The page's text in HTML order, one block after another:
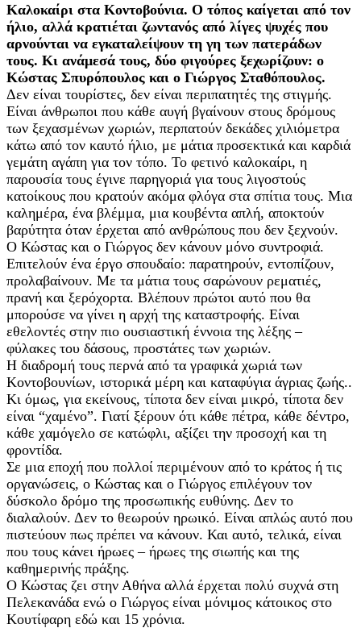
Καλοκαίρι στα Κοντοβούνια. Ο τόπος καίγεται από τον
ήλιο, αλλά κρατιέται ζωντανός από λίγες ψυχές που
αρνούνται να εγκαταλείψουν τη γη των πατεράδων
τους. Κι ανάμεσά τους, δύο φιγούρες ξεχωρίζουν: ο
Κώστας Σπυρόπουλος και ο Γιώργος Σταθόπουλος.
Δεν είναι τουρίστες, δεν είναι περιπατητές της στιγμής.
Είναι άνθρωποι που κάθε αυγή βγαίνουν στους δρόμους
των ξεχασμένων χωριών, περπατούν δεκάδες χιλιόμετρα
κάτω από τον καυτό ήλιο, με μάτια προσεκτικά και καρδιά
γεμάτη αγάπη για τον τόπο. Το φετινό καλοκαίρι, η
παρουσία τους έγινε παρηγοριά για τους λιγοστούς
κατοίκους που κρατούν ακόμα φλόγα στα σπίτια τους. Μια
καλημέρα, ένα βλέμμα, μια κουβέντα απλή, αποκτούν
βαρύτητα όταν έρχεται από ανθρώπους που δεν ξεχνούν.
Ο Κώστας και ο Γιώργος δεν κάνουν μόνο συντροφιά.
Επιτελούν ένα έργο σπουδαίο: παρατηρούν, εντοπίζουν,
προλαβαίνουν. Με τα μάτια τους σαρώνουν ρεματιές,
πρανή και ξερόχορτα. Βλέπουν πρώτοι αυτό που θα
μπορούσε να γίνει η αρχή της καταστροφής. Είναι
εθελοντές στην πιο ουσιαστική έννοια της λέξης –
φύλακες του δάσους, προστάτες των χωριών.
Η διαδρομή τους περνά από τα γραφικά χωριά των
Κοντοβουνίων, ιστορικά μέρη και καταφύγια άγριας ζωής..
Κι όμως, για εκείνους, τίποτα δεν είναι μικρό, τίποτα δεν
είναι “χαμένο”. Γιατί ξέρουν ότι κάθε πέτρα, κάθε δέντρο,
κάθε χαμόγελο σε κατώφλι, αξίζει την προσοχή και τη
φροντίδα.
Σε μια εποχή που πολλοί περιμένουν από το κράτος ή τις
οργανώσεις, ο Κώστας και ο Γιώργος επιλέγουν τον
δύσκολο δρόμο της προσωπικής ευθύνης. Δεν το
διαλαλούν. Δεν το θεωρούν ηρωικό. Είναι απλώς αυτό που
πιστεύουν πως πρέπει να κάνουν. Και αυτό, τελικά, είναι
που τους κάνει ήρωες – ήρωες της σιωπής και της
καθημερινής πράξης.
Ο Κώστας ζει στην Αθήνα αλλά έρχεται πολύ συχνά στη
Πελεκανάδα ενώ ο Γιώργος είναι μόνιμος κάτοικος στο
Κουτίφαρη εδώ και 15 χρόνια.